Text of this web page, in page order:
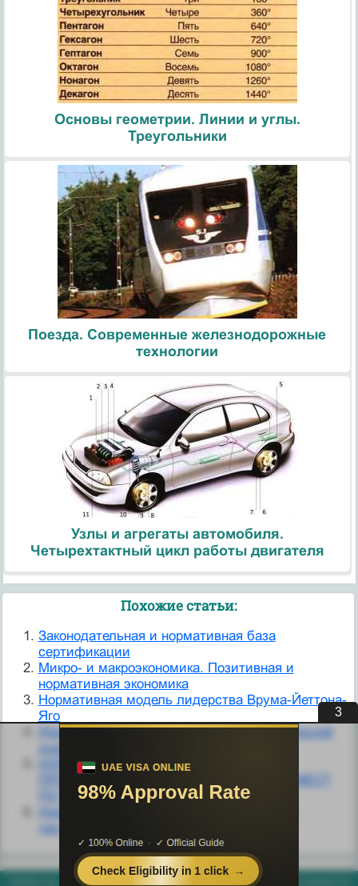
Основы геометрии. Линии и углы.
Треугольники
Поезда. Современные железнодорожные
технологии
Узлы и агрегаты автомобиля.
Четырехтактный цикл работы двигателя
Похожие статьи:
Законодательная и нормативная база
сертификации
Микро- и макроэкономика. Позитивная и
нормативная экономика
Нормативная модель лидерства Врума-Йеттона-
Яго
Нормативная основа проведения специальной
оценки условий труда
НОРМАТИВНАЯ ПРАВОВАЯ БАЗА
ПРОВЕДЕНИЯ АТТЕСТАЦИИ РАБОЧИХ МЕСТ
ПО УСЛОВИЯМ ТРУДА
Нормативная структура международного
частного права
helpiks.org - Хелпикс.Орг - 2014-2026 год. Материал сайта представляется
3